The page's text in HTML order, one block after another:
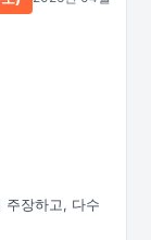
주장하고, 다수